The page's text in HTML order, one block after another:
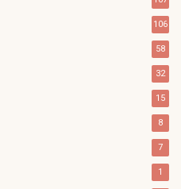
106
58
32
15
8
7
1